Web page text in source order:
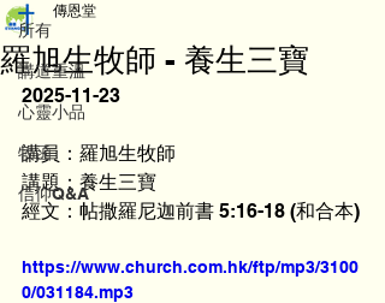
所有
講道重溫
心靈小品
牧函
信仰Q&A
羅旭生牧師 - 養生三寶
傳恩堂
2025-11-23
講員：羅旭生牧師
講題：養生三寶
經文：帖撒羅尼迦前書 5:16-18 (和合本)
https://www.church.com.hk/ftp/mp3/3100
0/031184.mp3